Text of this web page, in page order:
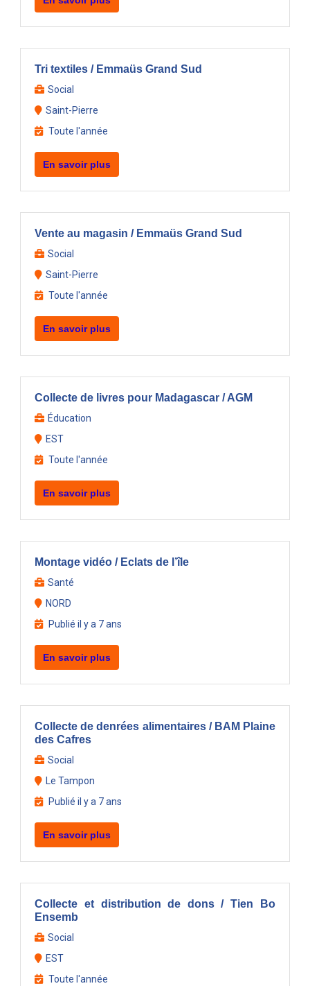
Tri textiles / Emmaüs Grand Sud
Social
Saint-Pierre
Toute l'année
En savoir plus
Vente au magasin / Emmaüs Grand Sud
Social
Saint-Pierre
Toute l'année
En savoir plus
Collecte de livres pour Madagascar / AGM
Éducation
EST
Toute l'année
En savoir plus
Montage vidéo / Eclats de l’île
Santé
NORD
Publié il y a 7 ans
En savoir plus
Collecte de denrées alimentaires / BAM Plaine
des Cafres
Social
Le Tampon
Publié il y a 7 ans
En savoir plus
Collecte et distribution de dons / Tien Bo
Ensemb
Social
EST
Toute l'année